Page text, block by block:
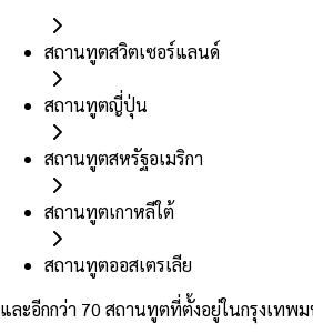
สถานทูตสวิตเซอร์แลนด์
สถานทูตญี่ปุ่น
สถานทูตสหรัฐอเมริกา
สถานทูตเกาหลีใต้
สถานทูตออสเตรเลีย
และอีกกว่า 70 สถานทูตที่ตั้งอยู่ในกรุงเทพ